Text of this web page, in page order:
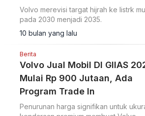
Volvo merevisi targat hijrah ke listrk
pada 2030 menjadi 2035.
10 bulan yang lalu
Berita
Volvo Jual Mobil DI GIIAS
Mulai Rp 900 Jutaan, Ada
Program Trade In
Penurunan harga signifikan untuk